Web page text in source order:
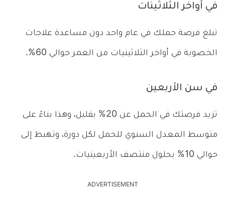
في أواخر الثلاثينات
تبلغ فرصة حملك في عام واحد دون مساعدة علاجات
الخصوبة في أواخر الثلاثينيات من العمر حوالي 60%.
في سن الأربعين
تزيد فرصتك في الحمل عن 20% بقليل، وهذا بناءً على
متوسط المعدل السنوي للحمل لكل دورة، وتهبط إلى
حوالي 10% بحلول منتصف الأربعينيات.
ADVERTISEMENT